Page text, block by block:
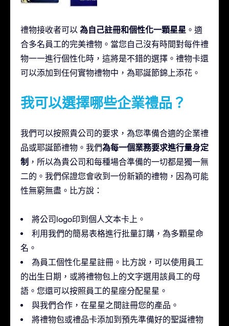
禮物接收者可以 為自己註冊和個性化一顆星星 。適
合多名員工的完美禮物。當您自己沒有時間對每件禮
物一一進行個性化時，這將是不錯的選擇。禮物卡還
可以添加到任何實物禮物中，為耶誕節錦上添花。
我可以選擇哪些企業禮品？
我們可以按照貴公司的要求，為您準備合適的企業禮
品或耶誕節禮物。我們為每一個業務要求進行量身定
制 ，所以為貴公司和每種場合準備的一切都是獨一無
二的。我們保證您會收到一份新穎的禮物，因為可能
性無窮無盡。比方說：
將公司logo印到個人文本卡上。
利用我們的簡易表格進行批量訂購，為多顆星命
名。
為員工個性化星星註冊。比方說，可以使用員工
的出生日期，或將禮物包上的文字選用該員工的母
語。您還可以按照員工的星座分配星星。
與我們合作，在星星之間註冊您的產品。
將禮物包或禮品卡添加到預先準備好的聖誕禮物